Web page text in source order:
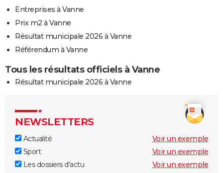
Entreprises à Vanne
Prix m2 à Vanne
Résultat municipale 2026 à Vanne
Référendum à Vanne
Tous les résultats officiels à Vanne
Résultat municipale 2026 à Vanne
NEWSLETTERS
Actualité
Voir un exemple
Sport
Voir un exemple
Les dossiers d'actu
Voir un exemple